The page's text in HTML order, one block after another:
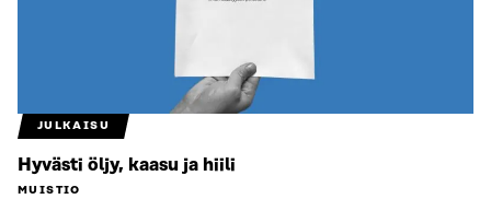
JULKAISU
Hyvästi öljy, kaasu ja hiili
MUISTIO